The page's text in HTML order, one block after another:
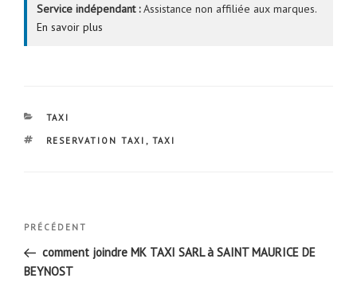
Service indépendant :Assistance non affiliée aux marques.
En savoir plus
CATÉGORIES
TAXI
ÉTIQUETTES
RESERVATION TAXI , TAXI
Navigation
l’article
Article
précédent
PRÉCÉDENT
comment joindre MK TAXI SARL à SAINT MAURICE DE
BEYNOST